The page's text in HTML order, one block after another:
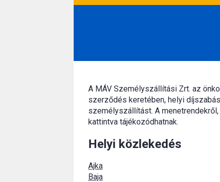
A MÁV Személyszállítási Zrt. az
szerződés keretében, helyi
személyszállítást. A
kattintva tájékozódhatnak.
Helyi közlekedés
Ajka
Baja